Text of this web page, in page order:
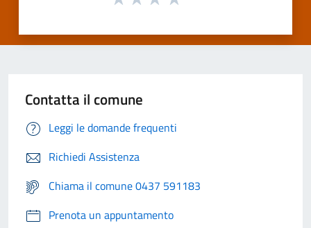
Contatta il comune
Leggi le domande frequenti
Richiedi Assistenza
Chiama il comune 0437 591183
Prenota un appuntamento